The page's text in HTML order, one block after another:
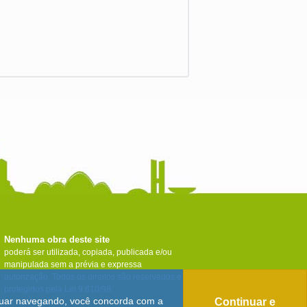
Nenhuma obra deste site
poderá ser utilizada, copiada, publicada e/ou
manipulada sem a prévia e expressa
autorização. Todos os direitos são reservados e
protegidos pela Lei 9.610/98.
navegando, você concorda com a Continuar e